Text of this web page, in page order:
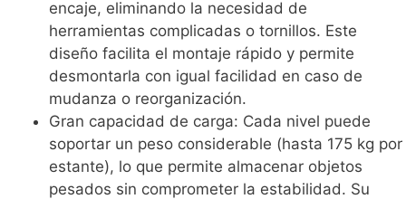
encaje, eliminando la necesidad de
herramientas complicadas o tornillos. Este
diseño facilita el montaje rápido y permite
desmontarla con igual facilidad en caso de
mudanza o reorganización.
Gran capacidad de carga: Cada nivel puede
soportar un peso considerable (hasta 175 kg por
estante), lo que permite almacenar objetos
pesados sin comprometer la estabilidad. Su